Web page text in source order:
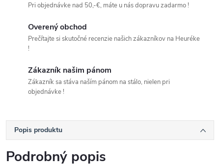
Pri objednávke nad 50,-€, máte u nás dopravu zadarmo !
Overený obchod
Prečítajte si skutočné recenzie našich zákazníkov na Heuréke
!
Zákazník našim pánom
Zákazník sa stáva naším pánom na stálo, nielen pri
objednávke !
Popis produktu
Podrobný popis